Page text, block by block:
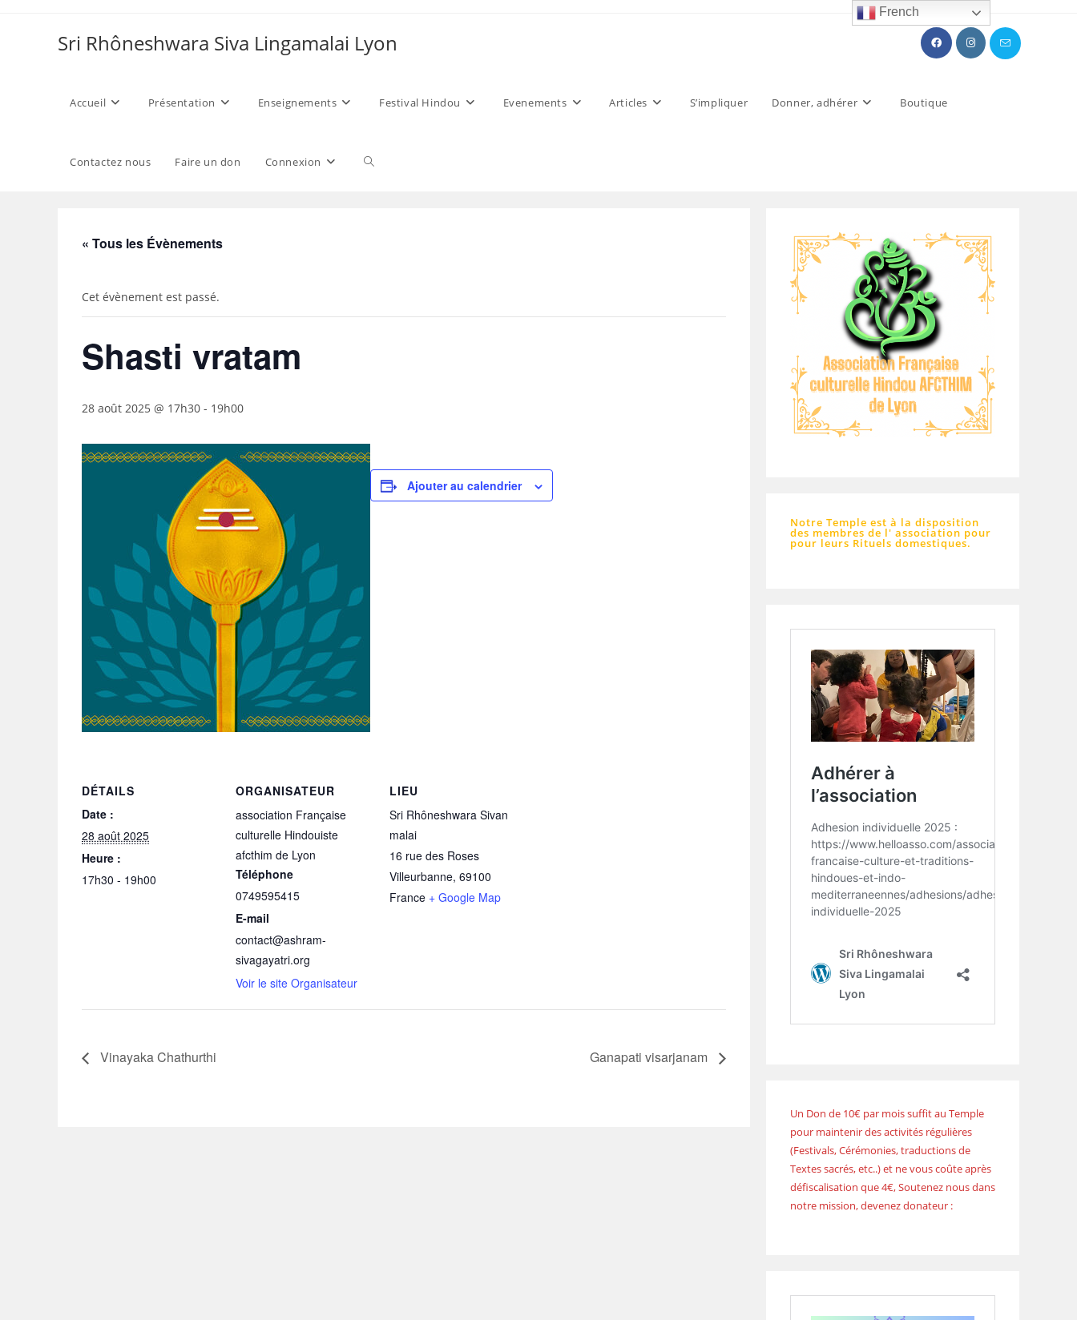
Sri Rhôneshwara Siva Lingamalai Lyon
Accueil Présentation Enseignements Festival Hindou Evenements Articles S’impliquer Donner, adhérer Boutique
Contactez nous Faire un don Connexion Toggle
« Tous les Évènements
Cet évènement est passé.
Shasti vratam
28 août 2025 @ 17h30 - 19h00
Ajouter au calendrier
DÉTAILS
Date :
28 août 2025
Heure :
17h30 - 19h00
ORGANISATEUR
association Française
culturelle Hindouiste
afcthim de Lyon
Téléphone
0749595415
E-mail
contact@ashram-
sivagayatri.org
Voir le site Organisateur
LIEU
Sri Rhôneshwara Sivan
malai
16 rue des Roses
Villeurbanne, 69100
France + Google Map
Vinayaka Chathurthi Ganapati visarjanam
Notre Temple est à la disposition
des membres de l' association pour
pour leurs Rituels domestiques.
Un Don de 10€ par mois suffit au Temple
pour maintenir des activités régulières
(Festivals, Cérémonies, traductions de
Textes sacrés, etc..) et ne vous coûte après
défiscalisation que 4€, Soutenez nous dans
notre mission, devenez donateur :
French